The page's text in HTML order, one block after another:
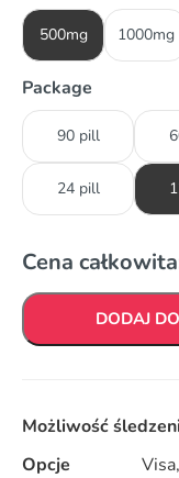
500mg 1000mg
Package
90 pill
24 pill
Cena
DODAJ
Możliwość
Opcje